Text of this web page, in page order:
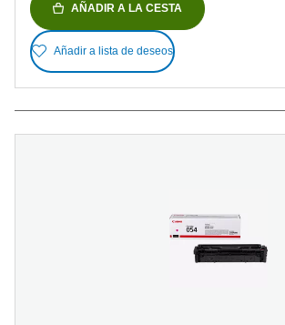
AÑADIR A LA CESTA
Añadir a lista de deseos